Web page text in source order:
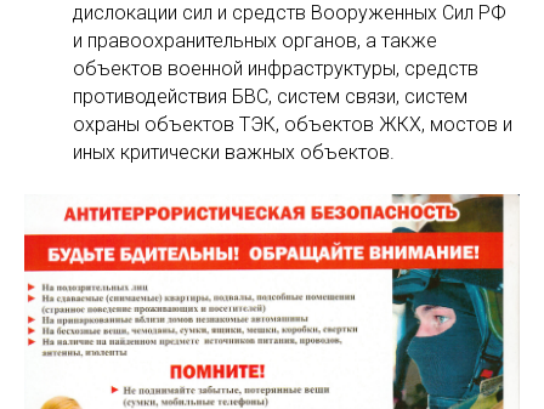
дислокации сил и средств Вооруженных Сил РФ
и правоохранительных органов, а также
объектов военной инфраструктуры, средств
противодействия БВС, систем связи, систем
охраны объектов ТЭК, объектов ЖКХ, мостов и
иных критически важных объектов.